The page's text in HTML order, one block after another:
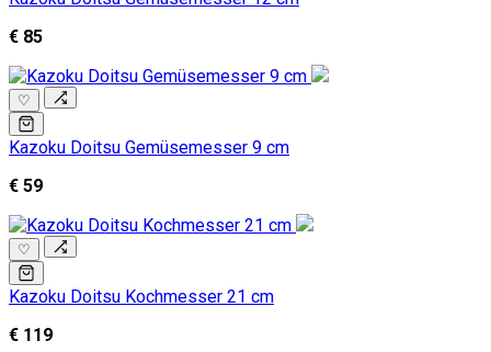
€ 85
♡
Kazoku Doitsu Gemüsemesser 9 cm
€ 59
♡
Kazoku Doitsu Kochmesser 21 cm
€ 119